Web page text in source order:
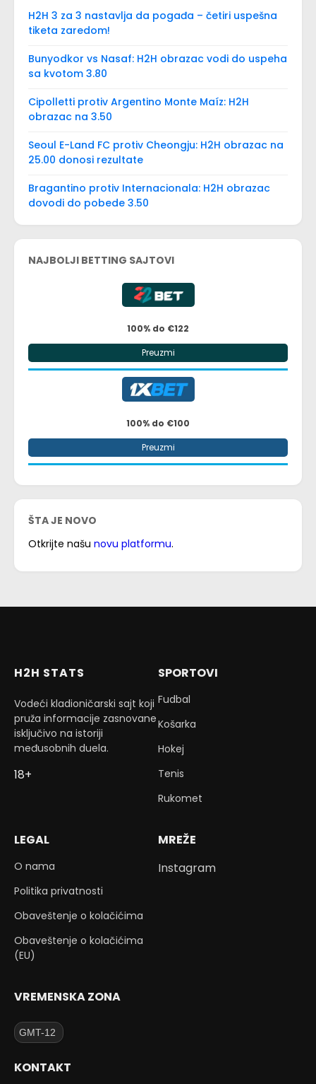
H2H 3 za 3 nastavlja da pogađa – četiri uspešna
tiketa zaredom!
Bunyodkor vs Nasaf: H2H obrazac vodi do uspeha
sa kvotom 3.80
Cipolletti protiv Argentino Monte Maíz: H2H
obrazac na 3.50
Seoul E-Land FC protiv Cheongju: H2H obrazac na
25.00 donosi rezultate
Bragantino protiv Internacionala: H2H obrazac
dovodi do pobede 3.50
NAJBOLJI BETTING SAJTOVI
100% do €122
Preuzmi
100% do €100
Preuzmi
ŠTA JE NOVO
Otkrijte našu novu platformu.
H2H STATS
Vodeći kladioničarski sajt koji
pruža informacije zasnovane
isključivo na istoriji
međusobnih duela.
18+
SPORTOVI
Fudbal
Košarka
Hokej
Tenis
Rukomet
LEGAL
O nama
Politika privatnosti
Obaveštenje o kolačićima
Obaveštenje o kolačićima
(EU)
MREŽE
Instagram
VREMENSKA ZONA
KONTAKT